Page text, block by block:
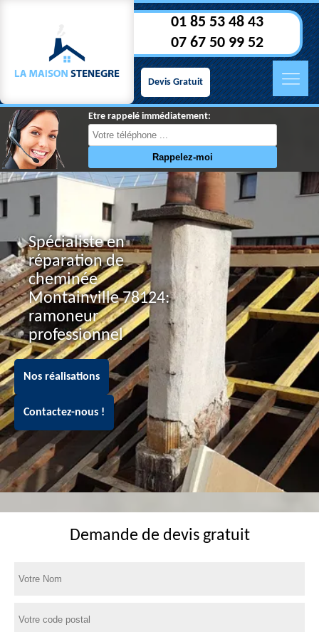
01 85 53 48 43
07 67 50 99 52
Devis Gratuit
Etre rappelé immédiatement:
Spécialiste en
réparation de
cheminée
Montainville 78124:
ramoneur
professionnel
Nos réalisations
Contactez-nous !
Demande de devis gratuit